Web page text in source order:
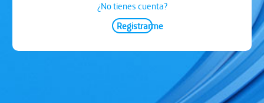
¿No tienes cuenta?
Registrarme